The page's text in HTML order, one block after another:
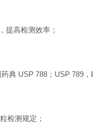
提高检测效率；
典 USP 788；USP 789，
检测规定；